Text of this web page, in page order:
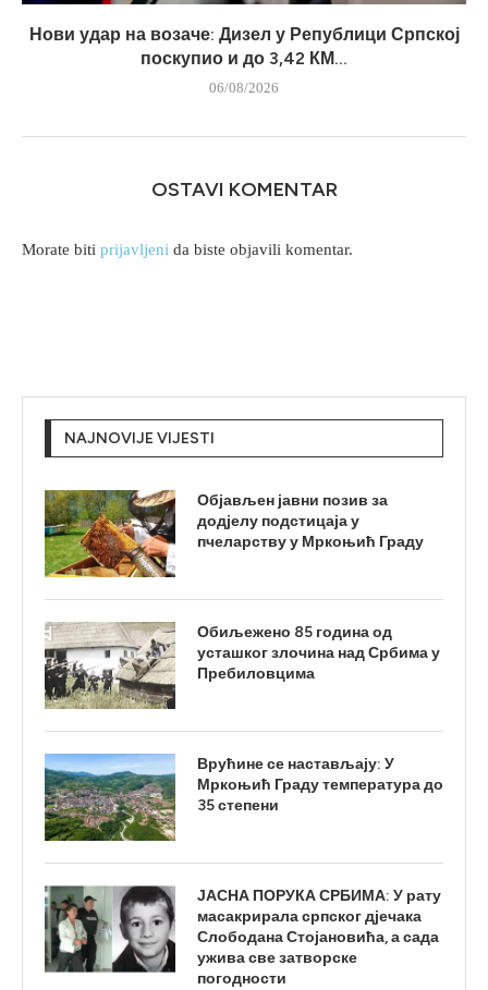
Нови удар на возаче: Дизел у Републици Српској
поскупио и до 3,42 КМ...
06/08/2026
OSTAVI KOMENTAR
Morate biti prijavljeni da biste objavili komentar.
NAJNOVIJE VIJESTI
Објављен јавни позив за
додјелу подстицаја у
пчеларству у Мркоњић Граду
Обиљежено 85 година од
усташког злочина над Србима у
Пребиловцима
Врућине се настављају: У
Мркоњић Граду температура до
35 степени
ЈАСНА ПОРУКА СРБИМА: У рату
масакрирала српског дјечака
Слободана Стојановића, а сада
ужива све затворске
погодности